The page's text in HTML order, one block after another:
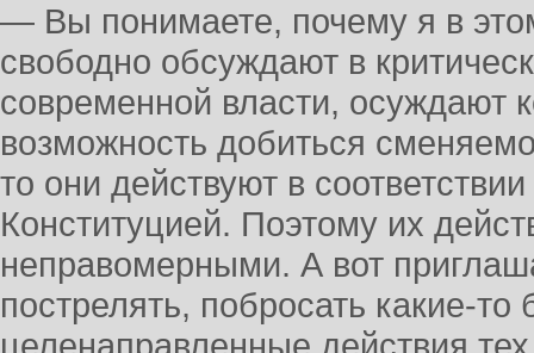
— Вы понимаете, почему я в
свободно обсуждают в
современной власти, осуждают
возможность добиться
то они действуют в
Конституцией. Поэтому их
неправомерными. А вот
пострелять, побросать какие-то
целенаправленные действия